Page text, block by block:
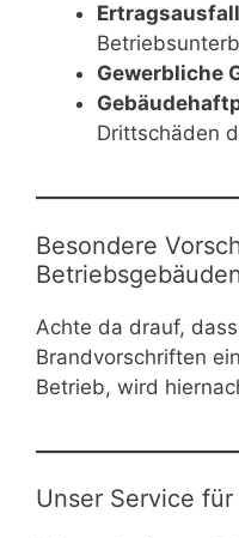
Gewerbliche
Drittschäden
Besondere
Achte da drauf,
Brandvorschriften
Betrieb, wird
Unser Service für